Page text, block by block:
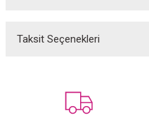
Taksit Seçenekleri